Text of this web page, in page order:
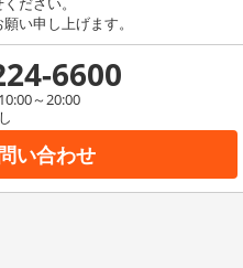
い申し上げます。
6600
～20:00
い合わせ